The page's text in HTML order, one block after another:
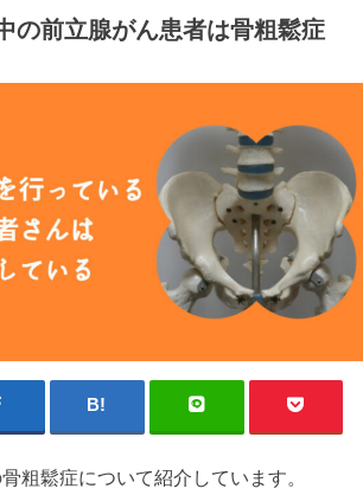
の前立腺がん患者は骨粗鬆症
粗鬆症について紹介しています。